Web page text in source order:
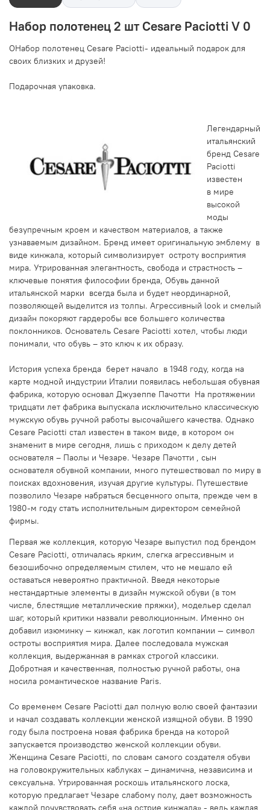
Набор полотенец 2 шт Cesare Paciotti V 0
ОНабор полотенец Cesare Paciotti- идеальный подарок для
своих близких и друзей!
Подарочная упаковка.
Легендарный
итальянский
бренд Cesare
Paciotti
известен
в мире
высокой
моды
безупречным кроем и качеством материалов, а также
узнаваемым дизайном. Бренд имеет оригинальную эмблему в
виде кинжала, который символизирует остроту восприятия
мира. Утрированная элегантность, свобода и страстность –
ключевые понятия философии бренда, Обувь данной
итальянской марки всегда была и будет неординарной,
позволяющей выделится из толпы. Агрессивный look и смелый
дизайн покоряют гардеробы все большего количества
поклонников. Основатель Cesare Paciotti хотел, чтобы люди
понимали, что обувь – это ключ к их образу.
История успеха бренда берет начало в 1948 году, когда на
карте модной индустрии Италии появилась небольшая обувная
фабрика, которую основал Джузеппе Пачотти На протяжении
тридцати лет фабрика выпускала исключительно классическую
мужскую обувь ручной работы высочайшего качества. Однако
Cesare Paciotti стал известен в таком виде, в котором он
знаменит в мире сегодня, лишь с приходом к делу детей
основателя – Паолы и Чезаре. Чезаре Пачотти , сын
основателя обувной компании, много путешествовал по миру в
поисках вдохновения, изучая другие культуры. Путешествие
позволило Чезаре набраться бесценного опыта, прежде чем в
1980-м году стать исполнительным директором семейной
фирмы.
Первая же коллекция, которую Чезаре выпустил под брендом
Cesare Paciotti, отличалась ярким, слегка агрессивным и
безошибочно определяемым стилем, что не мешало ей
оставаться невероятно практичной. Введя некоторые
нестандартные элементы в дизайн мужской обуви (в том
числе, блестящие металлические пряжки), модельер сделал
шаг, который критики назвали революционным. Именно он
добавил изюминку — кинжал, как логотип компании — символ
остроты восприятия мира. Далее последовала мужская
коллекция, выдержанная в рамках строгой классики.
Добротная и качественная, полностью ручной работы, она
носила романтическое название Paris.
Со временем Cesare Paciotti дал полную волю своей фантазии
и начал создавать коллекции женской изящной обуви. В 1990
году была построена новая фабрика бренда на которой
запускается производство женской коллекции обуви.
Женщина Cesare Paciotti, по словам самого создателя обуви
на головокружительных каблуках – динамична, независима и
сексуальна. Утрированная роскошь итальянского лоска,
которую предлагает Чезаре слабому полу, дает возможность
каждой почувствовать себя «на острие кинжала» - ведь каждая